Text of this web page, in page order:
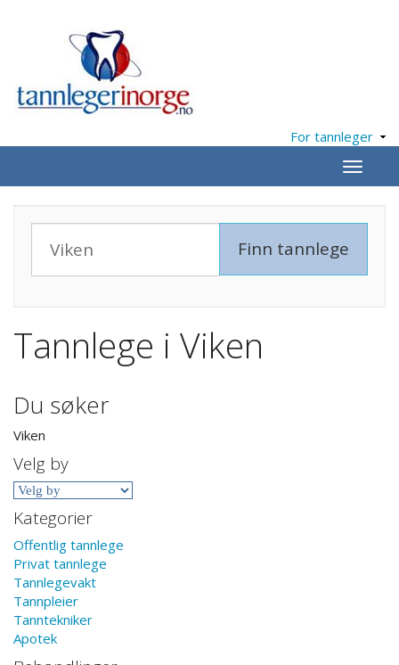
For tannleger
Meny
Tannlege i Viken
Du søker
Viken
Velg by
Kategorier
Offentlig tannlege
Privat tannlege
Tannlegevakt
Tannpleier
Tanntekniker
Apotek